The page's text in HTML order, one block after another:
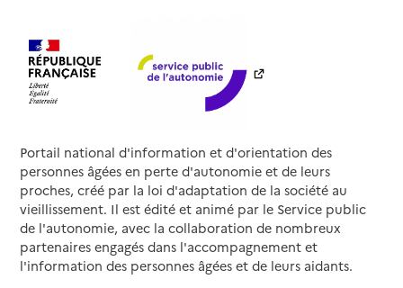
Portail national d'information et d'orientation des
personnes âgées en perte d'autonomie et de leurs
proches, créé par la loi d'adaptation de la société au
vieillissement. Il est édité et animé par le Service public
de l'autonomie, avec la collaboration de nombreux
partenaires engagés dans l'accompagnement et
l'information des personnes âgées et de leurs aidants.